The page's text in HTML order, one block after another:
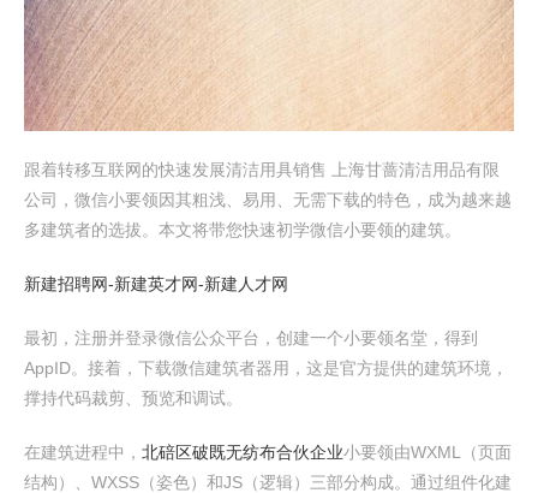
跟着转移互联网的快速发展清洁用具销售 上海甘蔷清洁用品有限
公司，微信小要领因其粗浅、易用、无需下载的特色，成为越来越
多建筑者的选拔。本文将带您快速初学微信小要领的建筑。
新建招聘网-新建英才网-新建人才网
最初，注册并登录微信公众平台，创建一个小要领名堂，得到
AppID。接着，下载微信建筑者器用，这是官方提供的建筑环境，
撑持代码裁剪、预览和调试。
在建筑进程中， 北碚区破既无纺布合伙企业小要领由WXML（页面
结构）、WXSS（姿色）和JS（逻辑）三部分构成。通过组件化建